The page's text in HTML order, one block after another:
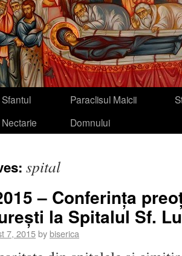
Sfantul
Nectarie
Paraclisul Maicii
Domnului
spital
– Conferința
la Spitalul Sf.
7, 2015bybiserica